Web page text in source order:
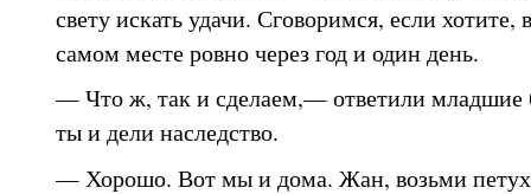
свету искать удачи. Сговоримся, если хотите,
самом месте ровно через год и один день.
— Что ж, так и сделаем,— ответили
ты и дели наследство.
— Хорошо. Вот мы и дома. Жан, возьми